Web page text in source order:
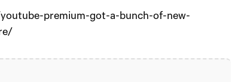
premium-got-a-bunch-of-new-